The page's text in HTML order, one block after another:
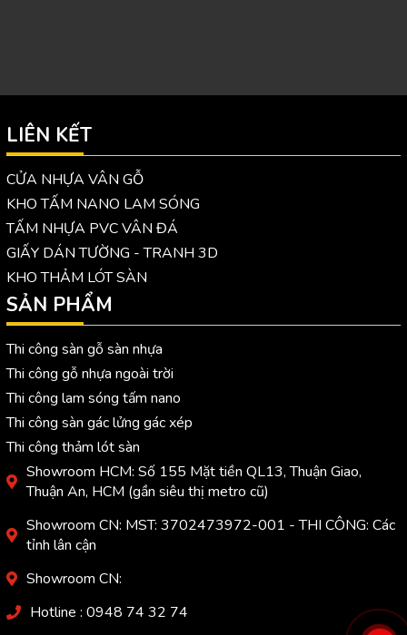
LIÊN KẾT
CỬA NHỰA VÂN GỖ
KHO TẤM NANO LAM SÓNG
TẤM NHỰA PVC VÂN ĐÁ
GIẤY DÁN TƯỜNG - TRANH 3D
KHO THẢM LÓT SÀN
SẢN PHẨM
Thi công sàn gỗ sàn nhựa
Thi công gỗ nhựa ngoài trời
Thi công lam sóng tấm nano
Thi công sàn gác lửng gác xép
Thi công thảm lót sàn
Showroom HCM: Số 155 Mặt tiền QL13, Thuận Giao,
Thuận An, HCM (gần siêu thị metro cũ)
Showroom CN: MST: 3702473972-001 - THI CÔNG: Các
tỉnh lân cận
Showroom CN:
Hotline : 0948 74 32 74